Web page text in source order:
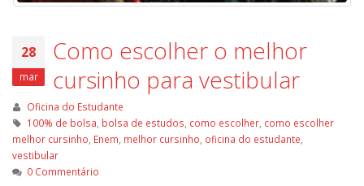
28
mar
Como escolher o melhor
cursinho para vestibular
Oficina do Estudante
100% de bolsa bolsa de estudos como escolher, como escolher
melhor cursinho Enem melhor cursinho oficina do estudante
vestibular
0 Commentário